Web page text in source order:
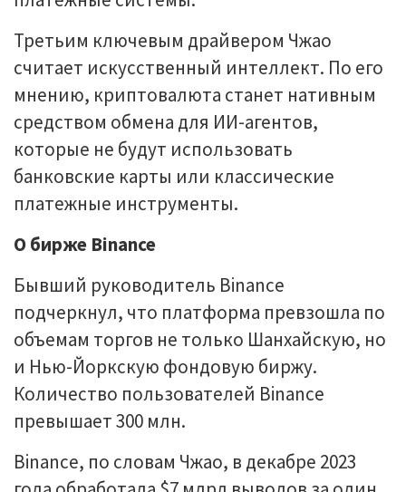
Третьим ключевым драйвером Чжао
считает искусственный интеллект. По его
мнению, криптовалюта станет нативным
средством обмена для ИИ-агентов,
которые не будут использовать
банковские карты или классические
платежные инструменты.
О бирже Binance
Бывший руководитель Binance
подчеркнул, что платформа превзошла по
объемам торгов не только Шанхайскую, но
и Нью-Йоркскую фондовую биржу.
Количество пользователей Binance
превышает 300 млн.
Binance, по словам Чжао, в декабре 2023